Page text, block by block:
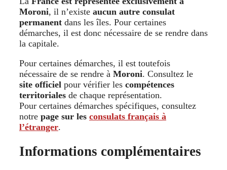
Moroni, il n’existe aucun autre consulat
permanent dans les îles. Pour certaines
démarches, il est donc nécessaire de se rendre dans
la capitale.
Pour certaines démarches, il est toutefois
nécessaire de se rendre à Moroni. Consultez le
site officiel pour vérifier les compétences
territoriales de chaque représentation.
Pour certaines démarches spécifiques, consultez
notre page sur les consulats français à
l’étranger.
Informations complémentaires